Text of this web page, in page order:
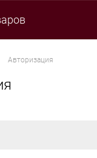
Авторизация